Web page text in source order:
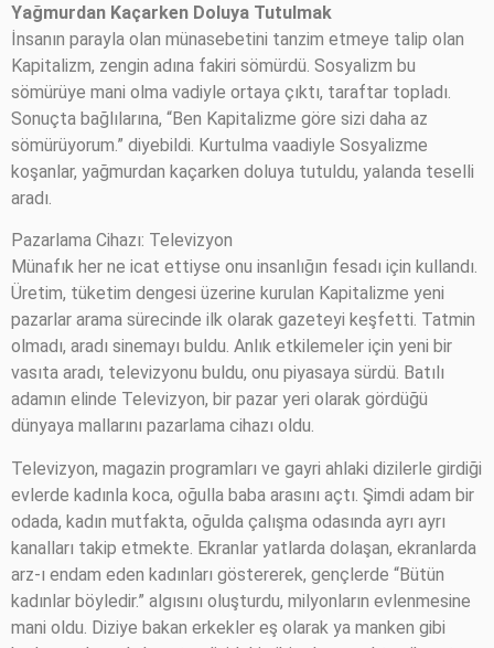
Yağmurdan Kaçarken Doluya Tutulmak
İnsanın parayla olan münasebetini tanzim etmeye talip olan
Kapitalizm, zengin adına fakiri sömürdü. Sosyalizm bu
sömürüye mani olma vadiyle ortaya çıktı, taraftar topladı.
Sonuçta bağlılarına, “Ben Kapitalizme göre sizi daha az
sömürüyorum.” diyebildi. Kurtulma vaadiyle Sosyalizme
koşanlar, yağmurdan kaçarken doluya tutuldu, yalanda teselli
aradı.
Pazarlama Cihazı: Televizyon
Münafık her ne icat ettiyse onu insanlığın fesadı için kullandı.
Üretim, tüketim dengesi üzerine kurulan Kapitalizme yeni
pazarlar arama sürecinde ilk olarak gazeteyi keşfetti. Tatmin
olmadı, aradı sinemayı buldu. Anlık etkilemeler için yeni bir
vasıta aradı, televizyonu buldu, onu piyasaya sürdü. Batılı
adamın elinde Televizyon, bir pazar yeri olarak gördüğü
dünyaya mallarını pazarlama cihazı oldu.
Televizyon, magazin programları ve gayri ahlaki dizilerle girdiği
evlerde kadınla koca, oğulla baba arasını açtı. Şimdi adam bir
odada, kadın mutfakta, oğulda çalışma odasında ayrı ayrı
kanalları takip etmekte. Ekranlar yatlarda dolaşan, ekranlarda
arz-ı endam eden kadınları göstererek, gençlerde “Bütün
kadınlar böyledir.” algısını oluşturdu, milyonların evlenmesine
mani oldu. Diziye bakan erkekler eş olarak ya manken gibi